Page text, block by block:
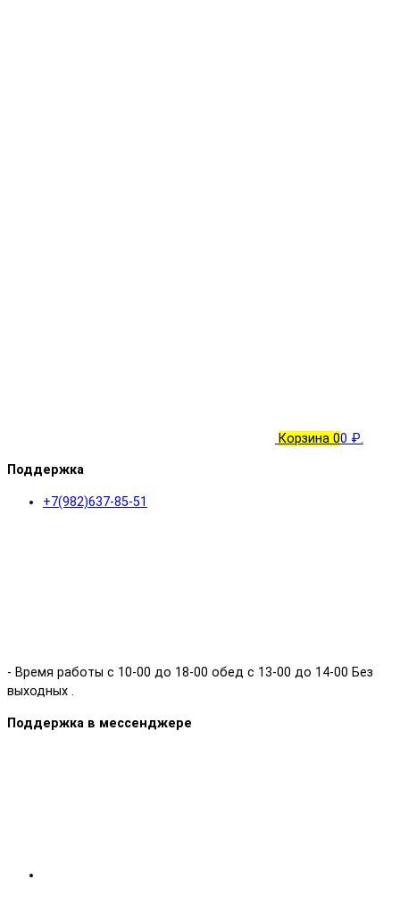
Корзина 00 ₽.
Поддержка
+7(982)637-85-51
- Время работы с 10-00 до 18-00 обед с 13-00 до 14-00 Без
выходных .
Поддержка в мессенджере